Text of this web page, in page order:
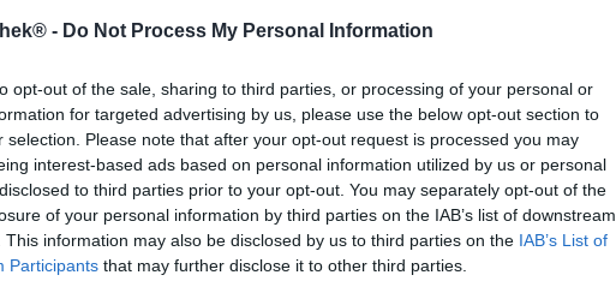
- Do Not Process My Personal Information
opt-out of the sale, sharing to third parties, or processing of your personal or
for targeted advertising by us, please use the below opt-out section to
selection. Please note that after your opt-out request is processed you may
interest-based ads based on personal information utilized by us or personal
to third parties prior to your opt-out. You may separately opt-out of the
of your personal information by third parties on the IAB’s list of downstream
This information may also be disclosed by us to third parties on the IAB’s List of
Participants that may further disclose it to other third parties.